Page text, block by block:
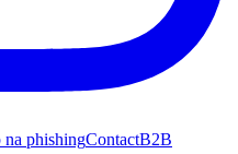
phishingContactB2B